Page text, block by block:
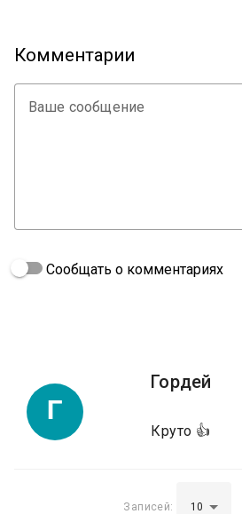
Комментарии
Ваше сообщение
Сообщать о комментариях
Г
Гордей
Круто 👍
Записей: